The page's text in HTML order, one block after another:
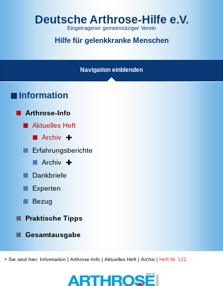
Deutsche Arthrose-Hilfe e.V.
Eingetragener gemeinnütziger Verein
Hilfe für gelenkkranke Menschen
Navigation einblenden
Information
Arthrose-Info
Aktuelles Heft
Archiv
Erfahrungsberichte
Archiv
Dankbriefe
Experten
Bezug
Praktische Tipps
Gesamtausgabe
> Sie sind hier: Information | Arthrose-Info | Aktuelles Heft | Archiv | Heft Nr. 122